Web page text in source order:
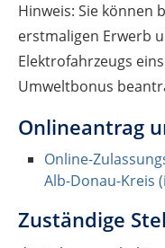
Hinweis: Sie können
erstmaligen Erwerb
Elektrofahrzeugs
Umweltbonus
Onlineantrag
Online-
Alb-Donau-Kreis
Zuständige